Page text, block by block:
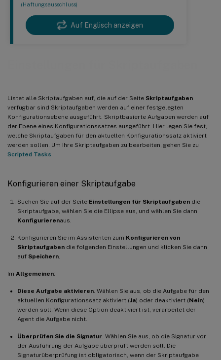
(Haftungsausschluss)
Auf Englisch anzeigen
Listet alle Skriptaufgaben auf, die auf der Seite Skriptaufgaben
verfügbar sind Skriptaufgaben werden auf einer festgelegten
Konfigurationsebene ausgeführt. Skriptbasierte Aufgaben werden auf
der Ebene eines Konfigurationssatzes ausgeführt. Hier legen Sie fest,
welche Skriptaufgaben für den aktuellen Konfigurationssatz aktiviert
werden sollen. Um Ihre Skriptaufgaben zu bearbeiten, gehen Sie zu
Scripted Tasks
Konfigurieren einer Skriptaufgabe
Suchen Sie auf der Seite Einstellungen für Skriptaufgaben die
Skriptaufgabe, wählen Sie die Ellipse aus, und wählen Sie dann
Konfigurierenaus.
Konfigurieren Sie im Assistenten zum Konfigurieren von
Skriptaufgaben die folgenden Einstellungen und klicken Sie dann
auf Speichern
Im Allgemeinen:
Diese Aufgabe aktivieren . Wählen Sie aus, ob die Aufgabe für den
aktuellen Konfigurationssatz aktiviert (Ja) oder deaktiviert (Nein)
werden soll. Wenn diese Option deaktiviert ist, verarbeitet der
Agent die Aufgabe nicht.
Überprüfen Sie die Signatur . Wählen Sie aus, ob die Signatur vor
der Ausführung der Aufgabe überprüft werden soll. Die
Signaturüberprüfung ist obligatorisch, wenn der Skriptaufgabe